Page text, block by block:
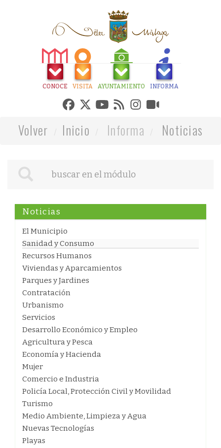
CONOCE VISITA AYUNTAMIENTO INFORMA
Volver Inicio Informa Noticias
Noticias
El Municipio
Sanidad y Consumo
Recursos Humanos
Viviendas y Aparcamientos
Parques y Jardines
Contratación
Urbanismo
Servicios
Desarrollo Económico y Empleo
Agricultura y Pesca
Economía y Hacienda
Mujer
Comercio e Industria
Policía Local, Protección Civil y Movilidad
Turismo
Medio Ambiente, Limpieza y Agua
Nuevas Tecnologías
Playas